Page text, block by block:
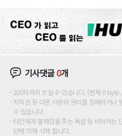
기사댓글0개
200자까지 쓰실 수 있습니다. (현재 0
저작권 등 다른 사람의 권리를 침해하거나
수 있습니다.
타인에게 불쾌감을 주는 욕설 등 비하하는
단에 의해 삭제 합니다.